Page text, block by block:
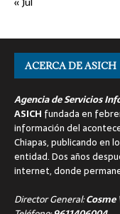
ACERCA DE ASICH
Agencia de Servicios
ASICH fundada en
información del
Chiapas, publicando en
entidad. Dos años
internet, donde
Director General:Cosme